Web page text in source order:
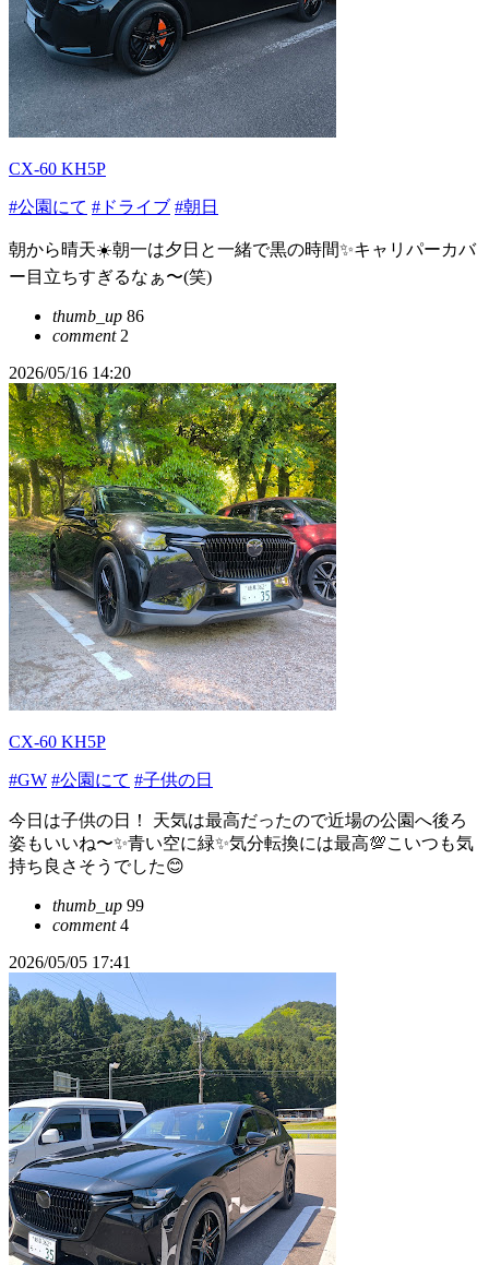
CX-60 KH5P
#公園にて #ドライブ #朝日
朝から晴天☀️朝一は夕日と一緒で黒の時間✨キャリパーカバ
ー目立ちすぎるなぁ〜(笑)
thumb_up 86
comment2
2026/05/16 14:20
CX-60 KH5P
#GW #公園にて #子供の日
今日は子供の日！ 天気は最高だったので近場の公園へ後ろ
姿もいいね〜✨青い空に緑✨気分転換には最高💯こいつも気
持ち良さそうでした😊
thumb_up 99
comment4
2026/05/05 17:41